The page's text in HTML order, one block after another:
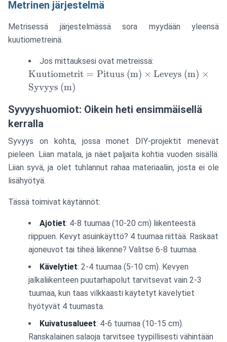
Metrinen järjestelmä
Metrisessä järjestelmässä sora myydään yleensä
kuutiometreinä.
Jos mittauksesi ovat metreissä:
= \text{Pituus
\text{Syvyys
Kuutiometrit = Pituus (m) × Leveys (m) ×
Syvyys (m)
Syvyyshuomiot: Oikein heti ensimmäisellä
kerralla
Syvyys on kohta, jossa monet DIY-projektit menevät
pieleen. Liian matala, ja näet paljaita kohtia vuoden sisällä.
Liian syvä, ja olet tuhlannut rahaa materiaaliin, josta ei ole
lisähyötyä.
Tässä toimivat käytännöt:
Ajotiet: 4-8 tuumaa (10-20 cm) liikenteestä
riippuen. Kevyt asuinkäyttö? 4 tuumaa riittää. Raskaat
ajoneuvot tai tiheä liikenne? Valitse 6-8 tuumaa.
Kävelytiet: 2-4 tuumaa (5-10 cm). Kevyen
jalkaliikenteen puutarhapolut tarvitsevat vain 2-3
tuumaa, kun taas vilkkaasti käytetyt kävelytiet
hyötyvät 4 tuumasta.
Kuivatusalueet: 4-6 tuumaa (10-15 cm).
Ranskalainen salaoja tarvitsee tyypillisesti vähintään